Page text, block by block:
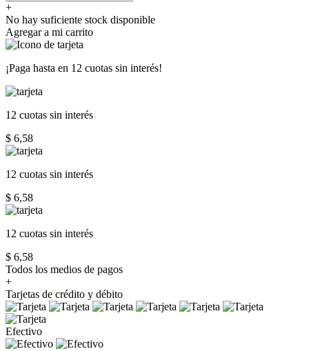
+
No hay suficiente stock disponible
Agregar a mi carrito
¡Paga hasta en 12 cuotas sin interés!
12 cuotas sin interés
$ 6,58
12 cuotas sin interés
$ 6,58
12 cuotas sin interés
$ 6,58
Todos los medios de pagos
+
Tarjetas de crédito y débito
Efectivo